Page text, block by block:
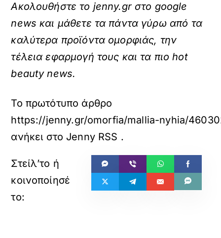
Ακολουθήστε το jenny.gr στο google
news και μάθετε τα πάντα γύρω από τα
καλύτερα προϊόντα ομορφιάς, την
τέλεια εφαρμογή τους και τα πιο hot
beauty news.
Το πρωτότυπο άρθρο
https://jenny.gr/omorfia/mallia-nyhia/
ανήκει στο Jenny RSS .